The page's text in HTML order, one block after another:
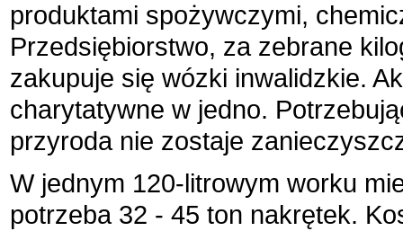
produktami spożywczymi,
Przedsiębiorstwo, za zebrane
zakupuje się wózki inwalidzkie.
charytatywne w jedno.
przyroda nie zostaje
W jednym 120-litrowym worku
potrzeba 32 - 45 ton nakrętek.